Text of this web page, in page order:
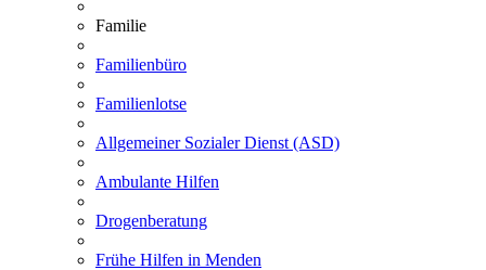
Familie
Familienbüro
Familienlotse
Allgemeiner Sozialer Dienst (ASD)
Ambulante Hilfen
Drogenberatung
Frühe Hilfen in Menden